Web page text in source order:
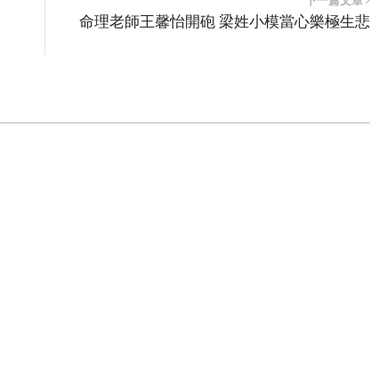
命理老師王馨怡開砲 梁姓小模當心樂極生悲